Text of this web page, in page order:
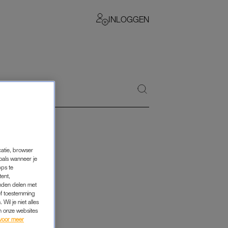
INLOGGEN
browser
wanneer je
te
delen met
toestemming
Wil je niet alles
onze websites
meer